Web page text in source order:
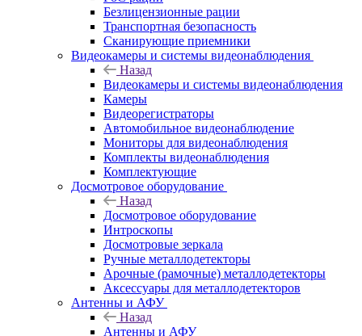
Безлицензионные рации
Транспортная безопасность
Сканирующие приемники
Видеокамеры и системы видеонаблюдения
Назад
Видеокамеры и системы видеонаблюдения
Камеры
Видеорегистраторы
Автомобильное видеонаблюдение
Мониторы для видеонаблюдения
Комплекты видеонаблюдения
Комплектующие
Досмотровое оборудование
Назад
Досмотровое оборудование
Интроскопы
Досмотровые зеркала
Ручные металлодетекторы
Арочные (рамочные) металлодетекторы
Аксессуары для металлодетекторов
Антенны и АФУ
Назад
Антенны и АФУ